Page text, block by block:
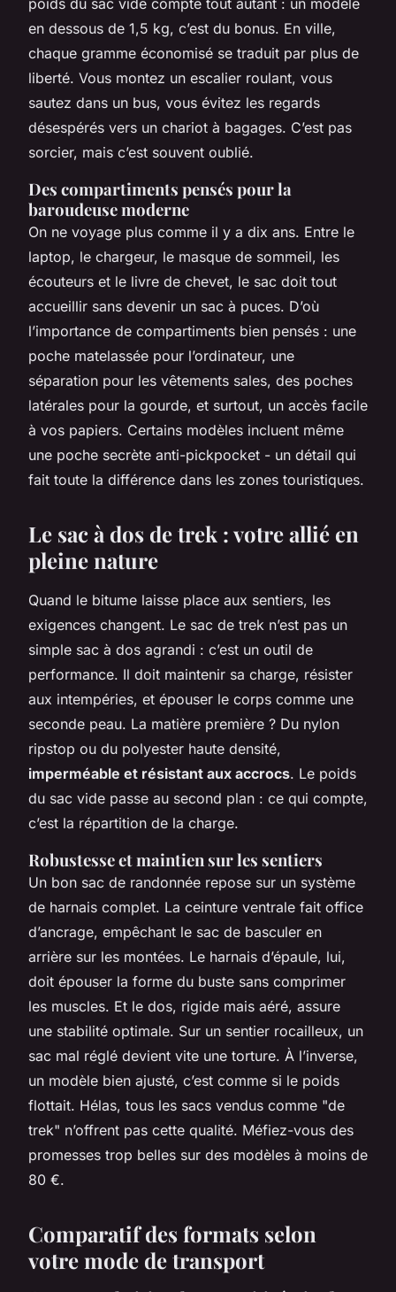
en dessous de 1,5 kg, c’est du bonus. En ville,
chaque gramme économisé se traduit par plus de
liberté. Vous montez un escalier roulant, vous
sautez dans un bus, vous évitez les regards
désespérés vers un chariot à bagages. C’est pas
sorcier, mais c’est souvent oublié.
Des compartiments pensés pour la
baroudeuse moderne
On ne voyage plus comme il y a dix ans. Entre le
laptop, le chargeur, le masque de sommeil, les
écouteurs et le livre de chevet, le sac doit tout
accueillir sans devenir un sac à puces. D’où
l’importance de compartiments bien pensés : une
poche matelassée pour l’ordinateur, une
séparation pour les vêtements sales, des poches
latérales pour la gourde, et surtout, un accès facile
à vos papiers. Certains modèles incluent même
une poche secrète anti-pickpocket - un détail qui
fait toute la différence dans les zones touristiques.
Le sac à dos de trek : votre allié en
pleine nature
Quand le bitume laisse place aux sentiers, les
exigences changent. Le sac de trek n’est pas un
simple sac à dos agrandi : c’est un outil de
performance. Il doit maintenir sa charge, résister
aux intempéries, et épouser le corps comme une
seconde peau. La matière première ? Du nylon
ripstop ou du polyester haute densité,
imperméable et résistant aux accrocs. Le poids
du sac vide passe au second plan : ce qui compte,
c’est la répartition de la charge.
Robustesse et maintien sur les sentiers
Un bon sac de randonnée repose sur un système
de harnais complet. La ceinture ventrale fait office
d’ancrage, empêchant le sac de basculer en
arrière sur les montées. Le harnais d’épaule, lui,
doit épouser la forme du buste sans comprimer
les muscles. Et le dos, rigide mais aéré, assure
une stabilité optimale. Sur un sentier rocailleux, un
sac mal réglé devient vite une torture. À l’inverse,
un modèle bien ajusté, c’est comme si le poids
flottait. Hélas, tous les sacs vendus comme "de
trek" n’offrent pas cette qualité. Méfiez-vous des
promesses trop belles sur des modèles à moins de
80 €.
Comparatif des formats selon
votre mode de transport